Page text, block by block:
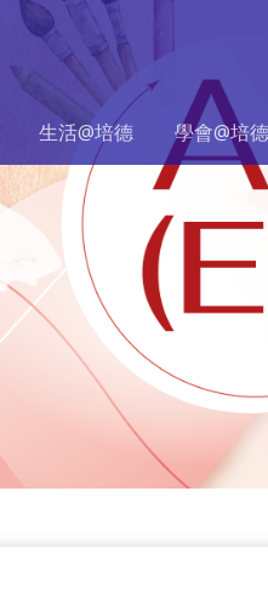
生活@培德 學會@培德